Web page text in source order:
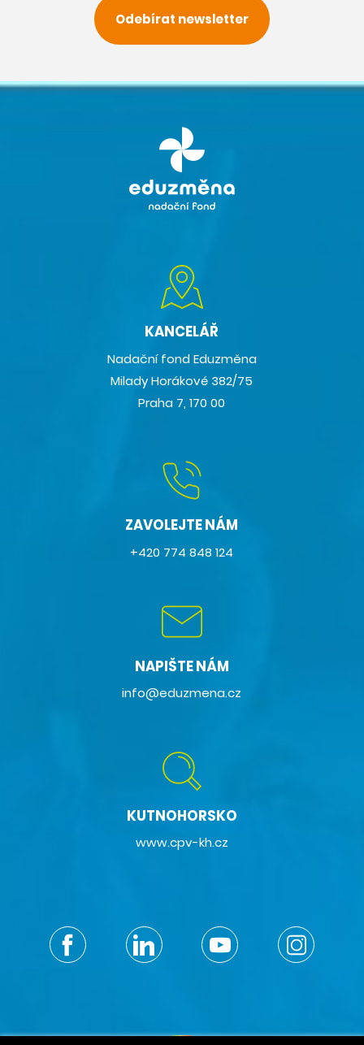
Odebírat newsletter
KANCELÁŘ
Nadační fond Eduzměna
Milady Horákové 382/75
Praha 7, 170 00
ZAVOLEJTE NÁM
+420 774 848 124
NAPIŠTE NÁM
info@eduzmena.cz
KUTNOHORSKO
www.cpv-kh.cz